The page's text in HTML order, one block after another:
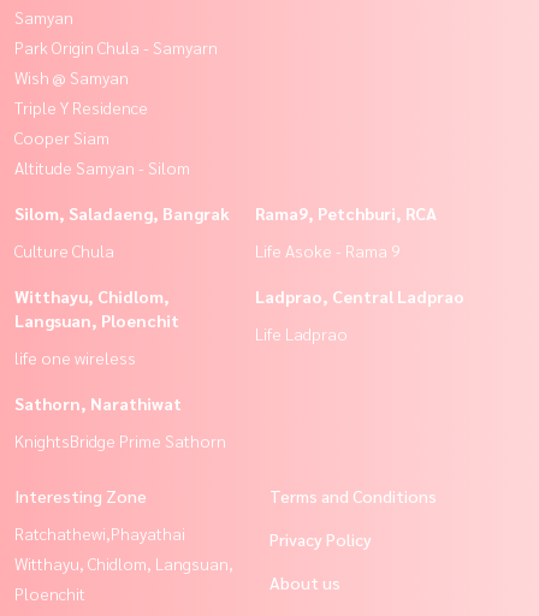
Samyan
Park Origin Chula - Samyarn
Wish @ Samyan
Triple Y Residence
Cooper Siam
Altitude Samyan - Silom
Silom, Saladaeng, Bangrak
Culture Chula
Rama9, Petchburi, RCA
Life Asoke - Rama 9
Witthayu, Chidlom,
Langsuan, Ploenchit
life one wireless
Ladprao, Central Ladprao
Life Ladprao
Sathorn, Narathiwat
KnightsBridge Prime Sathorn
Interesting Zone
Ratchathewi,Phayathai
Witthayu, Chidlom, Langsuan,
Ploenchit
Terms and Conditions
Privacy Policy
About us